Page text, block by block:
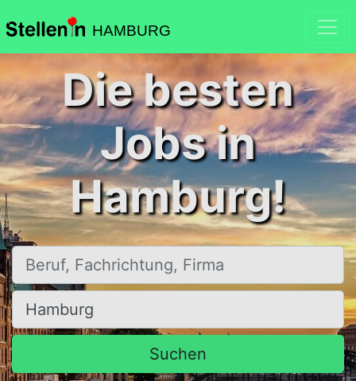
HAMBURG
Die besten
Jobs in
Hamburg!
Beruf, Fachrichtung, Firma
Ort, Stadt
Suchen